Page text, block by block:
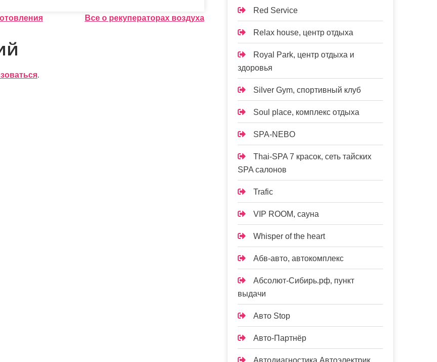
Все о рекуператорах воздуха
.
Red Service
Relax house, центр отдыха
Royal Park, центр отдыха и
здоровья
Silver Gym, спортивный клуб
Soul place, комплекс отдыха
SPA-NEBO
Thai-SPA 7 красок, сеть тайских
SPA салонов
Trafic
VIP ROOM, сауна
Whisper of the heart
Абв-авто, автокомплекс
Абсолют-Сибирь.рф, пункт
выдачи
Авто Stop
Авто-Партнёр
Автодиагностика Автоэлектрик